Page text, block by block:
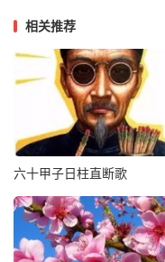
巽离血管多
巽乾风寒腿
胃热子宫生
离巽心脑生
离坤必是乳
相关推荐
六十甲子日柱直断歌